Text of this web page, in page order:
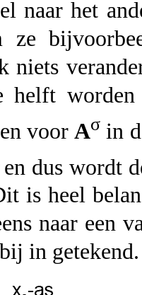
naar het
ze
helft
voorAσ in
dus wordt
is heel
naar een
in getekend.